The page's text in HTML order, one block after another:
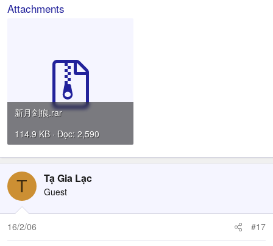
Attachments
新月剑痕.rar
114.9 KB · Đọc: 2,590
T Tạ Gia Lạc
Guest
16/2/06 #17